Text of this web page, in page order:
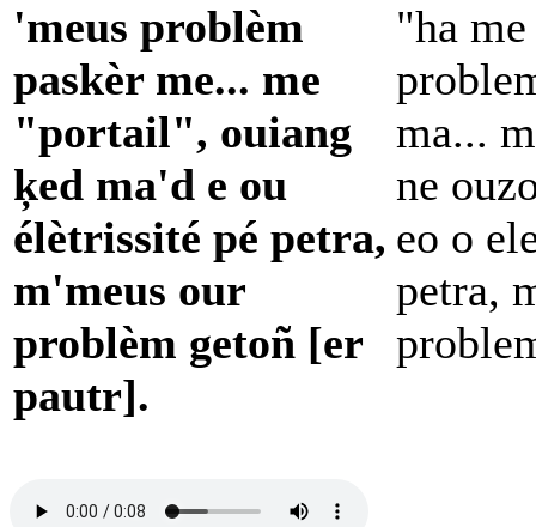
'meus problèm
paskèr me... me
"portail", ouiang
ķed ma'd e ou
élètrissité pé petra,
m'meus our
problèm getoñ [er
pautr].
"ha
ma...
ne
eo o
petra,